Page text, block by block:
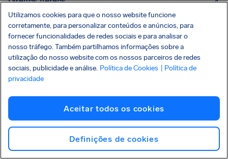
Atraso De Voos
Cancelamentos De Voos
Extravio De Bagagem
Perder Voo De Conexão
Reembolso De Passagem Aérea
Resolução Nº 400 da ANAC
Atraso De Voo Internacional
Utilizamos cookies para que o nosso website funcione
corretamente, para personalizar conteúdos e anúncios, para
fornecer funcionalidades de redes sociais e para analisar o
nosso tráfego. Também partilhamos informações sobre a
utilização do nosso website com os nossos parceiros de redes
sociais, publicidade e análise. Política de Cookies
| Política de
privacidade
Aceitar todos os cookies
Definições de cookies